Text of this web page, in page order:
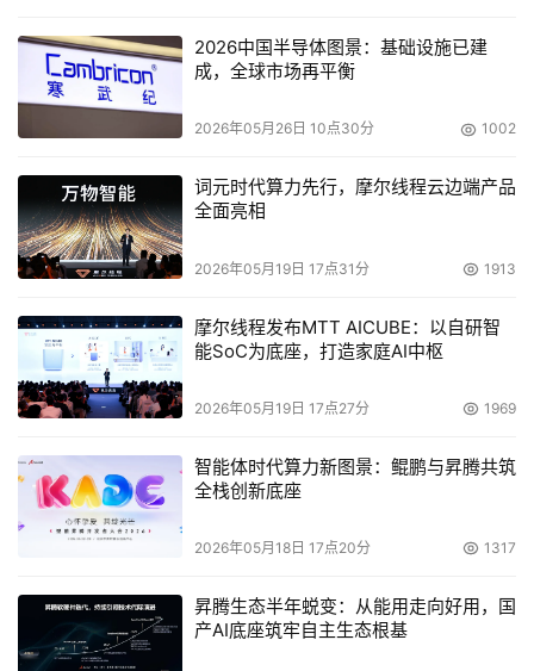
2026中国半导体图景：基础设施已建
成，全球市场再平衡
2026年05月26日 10点30分 1002
词元时代算力先行，摩尔线程云边端产品
全面亮相
2026年05月19日 17点31分 1913
摩尔线程发布MTT AICUBE：以自研智
能SoC为底座，打造家庭AI中枢
2026年05月19日 17点27分 1969
智能体时代算力新图景：鲲鹏与昇腾共筑
全栈创新底座
2026年05月18日 17点20分 1317
昇腾生态半年蜕变：从能用走向好用，国
产AI底座筑牢自主生态根基